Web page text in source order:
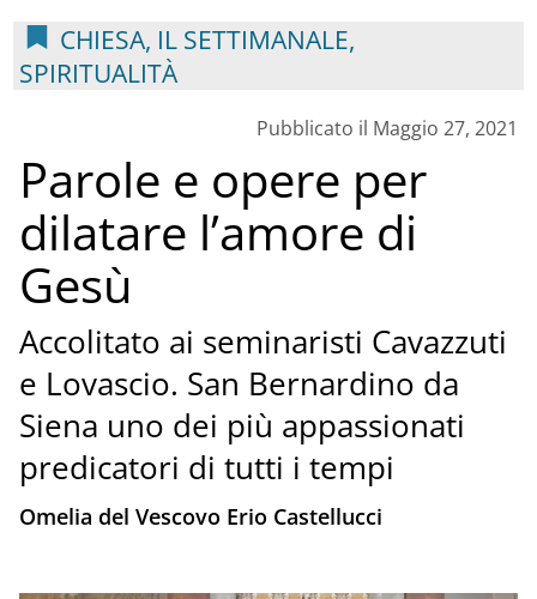
CHIESA, IL SETTIMANALE,
SPIRITUALITÀ
Pubblicato il Maggio 27, 2021
Parole e opere per
dilatare l’amore di
Gesù
Accolitato ai seminaristi Cavazzuti
e Lovascio. San Bernardino da
Siena uno dei più appassionati
predicatori di tutti i tempi
Omelia del Vescovo Erio Castellucci